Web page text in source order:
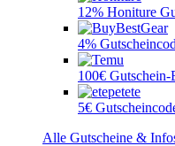
12% Honiture
4%
100€
5€
Alle Gutscheine &